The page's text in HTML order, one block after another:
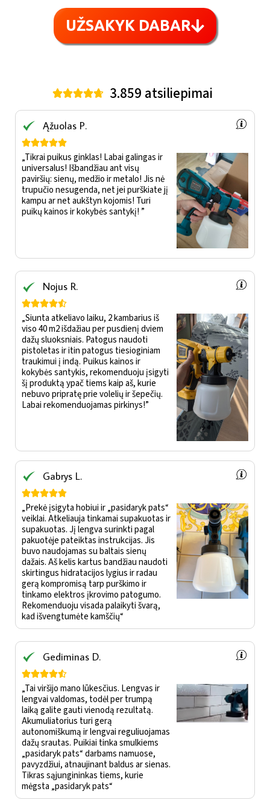
UŽSAKYK DABAR
 3.859 atsiliepimai
Ąžuolas P.

„Tikrai puikus ginklas! Labai galingas ir
universalus! Išbandžiau ant visų
paviršių: sienų, medžio ir metalo! Jis nė
trupučio nesugenda, net jei purškiate jį
kampu ar net aukštyn kojomis! Turi
puikų kainos ir kokybės santykį! ”
Nojus R.

„Siunta atkeliavo laiku, 2 kambarius iš
viso 40 m2 išdažiau per pusdienį dviem
dažų sluoksniais. Patogus naudoti
pistoletas ir itin patogus tiesioginiam
traukimui į indą. Puikus kainos ir
kokybės santykis, rekomenduoju įsigyti
šį produktą ypač tiems kaip aš, kurie
nebuvo pripratę prie volelių ir šepečių.
Labai rekomenduojamas pirkinys!”
Gabrys L.

„Prekė įsigyta hobiui ir „pasidaryk pats“
veiklai. Atkeliauja tinkamai supakuotas ir
supakuotas. Jį lengva surinkti pagal
pakuotėje pateiktas instrukcijas. Jis
buvo naudojamas su baltais sienų
dažais. Aš kelis kartus bandžiau naudoti
skirtingus hidratacijos lygius ir radau
gerą kompromisą tarp purškimo ir
tinkamo elektros įkrovimo patogumo.
Rekomenduoju visada palaikyti švarą,
kad išvengtumėte kamščių“
Gediminas D.

„Tai viršijo mano lūkesčius. Lengvas ir
lengvai valdomas, todėl per trumpą
laiką galite gauti vienodą rezultatą.
Akumuliatorius turi gerą
autonomiškumą ir lengvai reguliuojamas
dažų srautas. Puikiai tinka smulkiems
„pasidaryk pats“ darbams namuose,
pavyzdžiui, atnaujinant baldus ar sienas.
Tikras sąjungininkas tiems, kurie
mėgsta „pasidaryk pats“